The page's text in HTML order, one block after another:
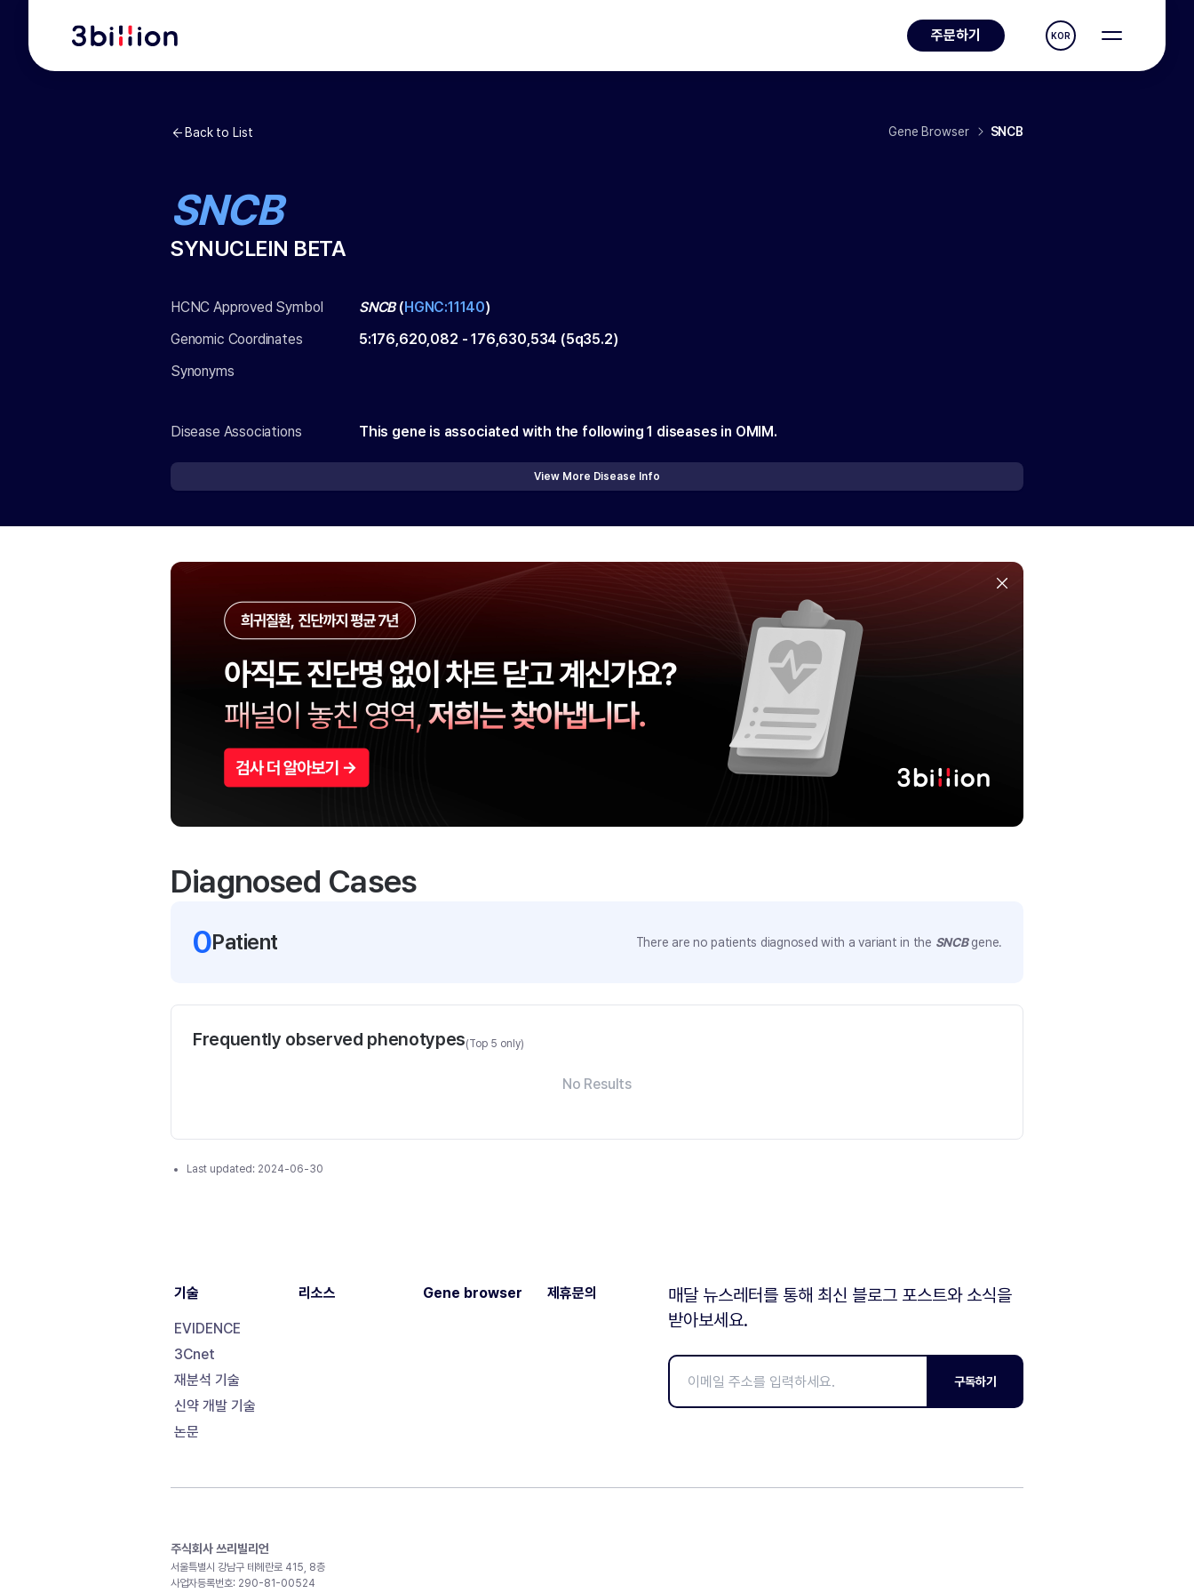
주문하기 KOR
Back to List Gene Browser SNCB
SNCB
SYNUCLEIN BETA
HCNC Approved Symbol SNCB(HGNC:11140)
Genomic Coordinates
5:176,620,082 - 176,630,534 (5q35.2)
Synonyms
Disease Associations This gene is associated with the following 1 diseases in OMIM.
View More Disease Info
Diagnosed Cases
0Patient There are no patients diagnosed with a variant in the SNCBgene.
Frequently observed phenotypes(Top 5 only)
No Results
Last updated: 2024-06-30
기술
EVIDENCE
3Cnet
재분석 기술
신약 개발 기술
논문
리소스 Gene browser 제휴문의
매달 뉴스레터를 통해 최신 블로그 포스트와 소식을
받아보세요.
구독하기
주식회사 쓰리빌리언
서울특별시 강남구 테헤란로 415, 8층
사업자등록번호: 290-81-00524